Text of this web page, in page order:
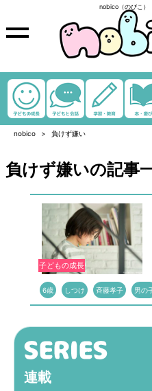
nobico（のびこ）
nobico 負けず嫌い
負けず嫌いの記事
子どもの成長
6歳 しつけ 斉藤孝子 男の
連載